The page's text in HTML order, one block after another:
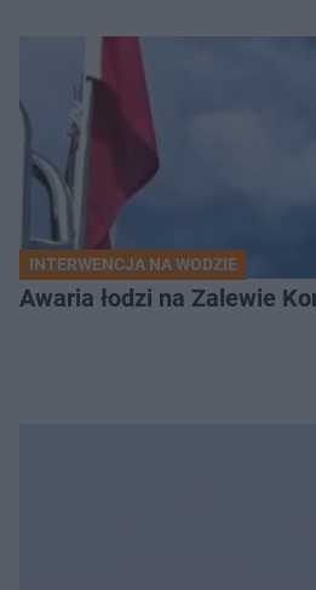
INTERWENCJA NA WODZIE
Awaria łodzi na Zalewie